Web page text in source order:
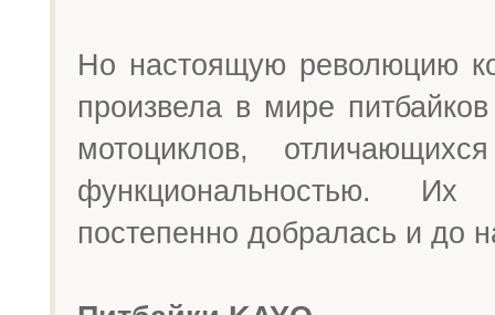
Но настоящую революцию
произвела в мире
мотоциклов,
функциональностью. Их
постепенно добралась и до